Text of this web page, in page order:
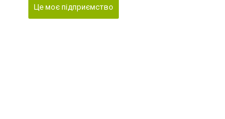
Це моє підприємство